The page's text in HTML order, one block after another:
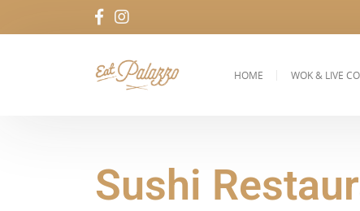
HOME WOK & LIVE
Sushi